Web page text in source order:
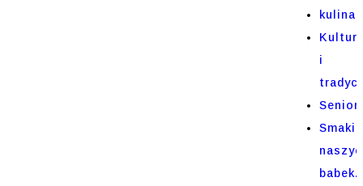
i
Smaki
babek.